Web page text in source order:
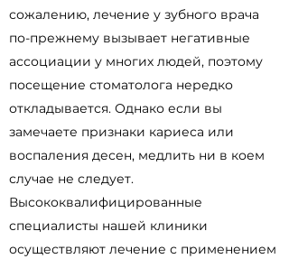
сожалению, лечение у зубного врача
по-прежнему вызывает негативные
ассоциации у многих людей, поэтому
посещение стоматолога нередко
откладывается. Однако если вы
замечаете признаки кариеса или
воспаления десен, медлить ни в коем
случае не следует.
Высококвалифицированные
специалисты нашей клиники
осуществляют лечение с применением